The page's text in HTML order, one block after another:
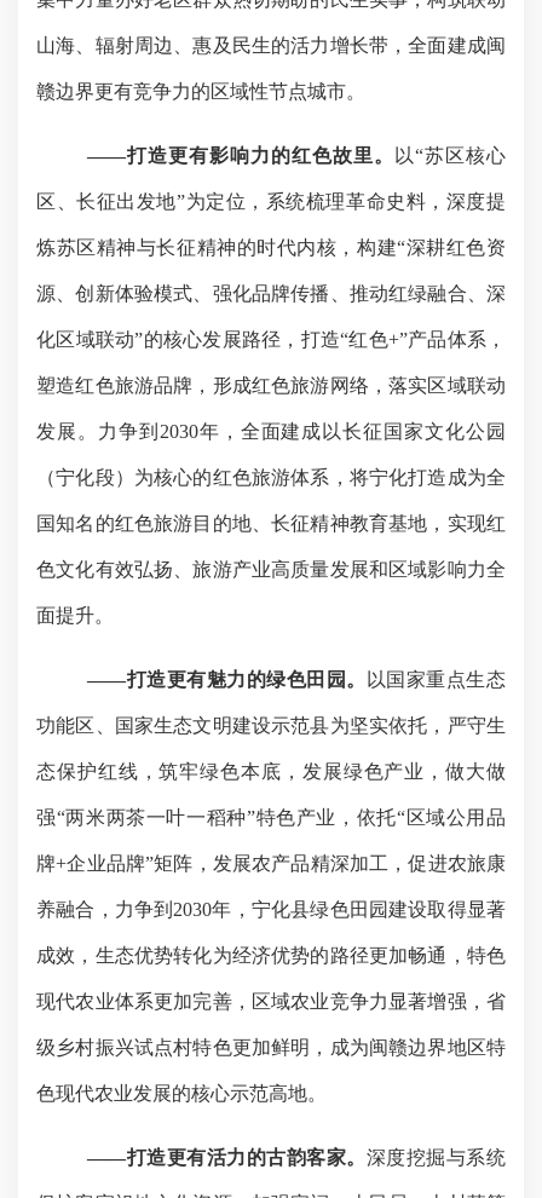
山海、辐射周边、惠及民生的活力增长带，全面建成闽
赣边界更有竞争力的区域性节点城市。
——打造更有影响力的红色故里。 以“苏区核心
区、长征出发地”为定位，系统梳理革命史料，深度提
炼苏区精神与长征精神的时代内核，构建“深耕红色资
源、创新体验模式、强化品牌传播、推动红绿融合、深
化区域联动”的核心发展路径，打造“红色+”产品体系，
塑造红色旅游品牌，形成红色旅游网络，落实区域联动
发展。力争到2030年，全面建成以长征国家文化公园
（宁化段）为核心的红色旅游体系，将宁化打造成为全
国知名的红色旅游目的地、长征精神教育基地 ， 实现红
色文化有效弘扬、旅游产业高质量发展和区域影响力全
面提升。
——打造更有魅力的绿色田园。 以国家重点生态
功能区、国家生态文明建设示范县为坚实依托，严守生
态保护红线，筑牢绿色本底，发展绿色产业，做大做
强“两米两茶一叶一稻种”特色产业，依托“区域公用品
牌+企业品牌”矩阵，发展农产品精深加工，促进农旅康
养融合，力争到2030年，宁化县绿色田园建设取得显著
成效，生态优势转化为经济优势的路径更加畅通，特色
现代农业体系更加完善，区域农业竞争力显著增强，省
级乡村振兴试点村特色更加鲜明，成为闽赣边界地区特
色现代农业发展的核心示范高地。
——打造更有活力的古韵客家。 深度挖掘与系统